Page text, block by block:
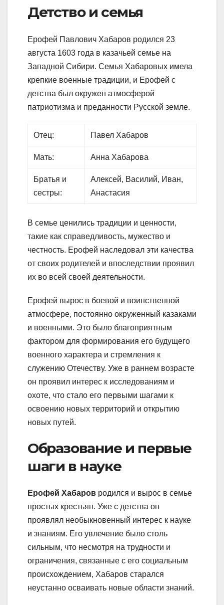
Детство и семья
Ерофей Павлович Хабаров родился 23
августа 1603 года в казачьей семье на
Западной Сибири. Семья Хабаровых имела
крепкие военные традиции, и Ерофей с
детства был окружен атмосферой
патриотизма и преданности Русской земле.
Отец: Павел Хабаров
Мать: Анна Хабарова
Братья и
сестры:
Алексей, Василий, Иван,
Анастасия
В семье ценились традиции и ценности,
такие как справедливость, мужество и
честность. Ерофей наследовал эти качества
от своих родителей и впоследствии проявил
их во всей своей деятельности.
Ерофей вырос в боевой и воинственной
атмосфере, постоянно окруженный казаками
и военными. Это было благоприятным
фактором для формирования его будущего
военного характера и стремления к
служению Отечеству. Уже в раннем возрасте
он проявил интерес к исследованиям и
охоте, что стало его первыми шагами к
освоению новых территорий и открытию
новых путей.
Образование и первые
шаги в науке
Ерофей Хабаров родился и вырос в семье
простых крестьян. Уже с детства он
проявлял необыкновенный интерес к науке
и знаниям. Его увлечение было столь
сильным, что несмотря на трудности и
ограничения, связанные с его социальным
происхождением, Хабаров старался
неустанно осваивать новые области знаний.